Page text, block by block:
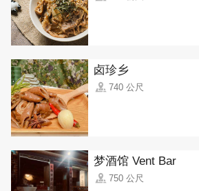
卤珍乡
740 公尺
梦酒馆 Vent Bar
750 公尺